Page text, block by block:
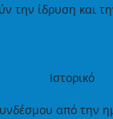
την ίδρυση και
Ιστορικό
από την